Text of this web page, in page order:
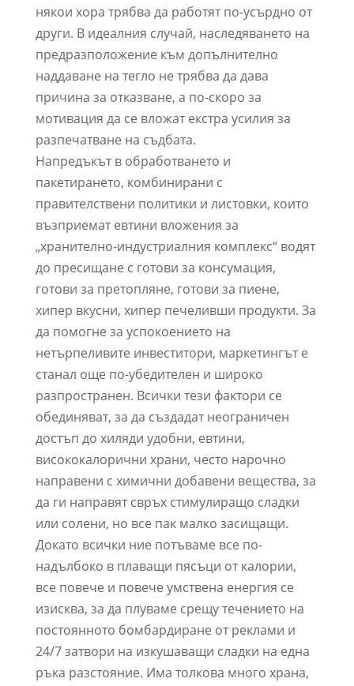
някои хора трябва да работят по-усърдно от
други. В идеалния случай, наследяването на
предразположение към допълнително
наддаване на тегло не трябва да дава
причина за отказване, а по-скоро за
мотивация да се вложат екстра усилия за
разпечатване на съдбата.
Напредъкът в обработването и
пакетирането, комбинирани с
правителствени политики и листовки, които
възприемат евтини вложения за
„хранително-индустриалния комплекс“ водят
до пресищане с готови за консумация,
готови за претопляне, готови за пиене,
хипер вкусни, хипер печеливши продукти. За
да помогне за успокоението на
нетърпеливите инвеститори, маркетингът е
станал още по-убедителен и широко
разпространен. Всички тези фактори се
обединяват, за да създадат неограничен
достъп до хиляди удобни, евтини,
висококалорични храни, често нарочно
направени с химични добавени вещества, за
да ги направят свръх стимулиращо сладки
или солени, но все пак малко засищащи.
Докато всички ние потъваме все по-
надълбоко в плаващи пясъци от калории,
все повече и повече умствена енергия се
изисква, за да плуваме срещу течението на
постоянното бомбардиране от реклами и
24/7 затвори на изкушаващи сладки на една
ръка разстояние. Има толкова много храна,